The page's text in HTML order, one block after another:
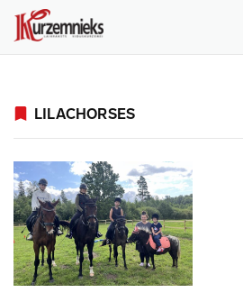
LILACHORSES